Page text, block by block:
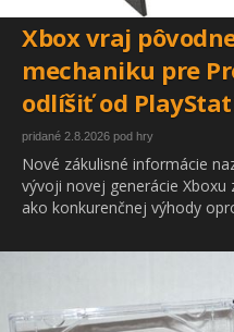
Xbox vraj
mechaniku pre
odlíšiť od
pridané 2.8.2026 pod hry
Nové zákulisné informácie
vývoji novej generácie
ako konkurenčnej výhody